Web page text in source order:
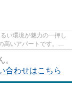
い環境が魅力の一押し
いアパートです。落
合わせはこちら